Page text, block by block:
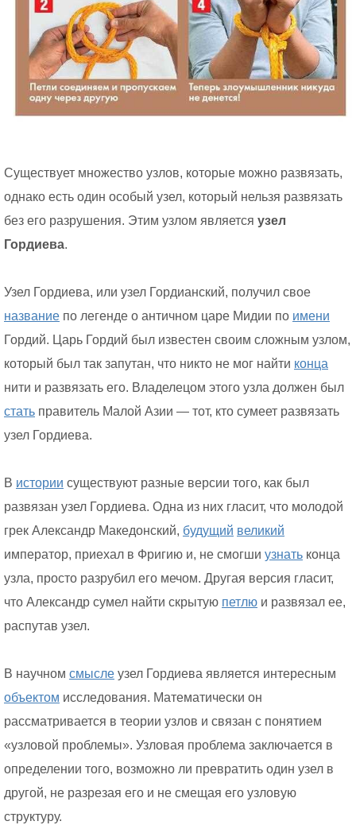
Существует множество узлов, которые можно развязать,
однако есть один особый узел, который нельзя развязать
без его разрушения. Этим узлом является узел
Гордиева.
Узел Гордиева, или узел Гордианский, получил свое
название по легенде о античном царе Мидии по имени
Гордий. Царь Гордий был известен своим сложным узлом,
который был так запутан, что никто не мог найти конца
нити и развязать его. Владелецом этого узла должен был
стать правитель Малой Азии — тот, кто сумеет развязать
узел Гордиева.
В истории существуют разные версии того, как был
развязан узел Гордиева. Одна из них гласит, что молодой
грек Александр Македонский, будущий великий
император, приехал в Фригию и, не смогши узнать конца
узла, просто разрубил его мечом. Другая версия гласит,
что Александр сумел найти скрытую петлю и развязал ее,
распутав узел.
В научном смысле узел Гордиева является интересным
объектом исследования. Математически он
рассматривается в теории узлов и связан с понятием
«узловой проблемы». Узловая проблема заключается в
определении того, возможно ли превратить один узел в
другой, не разрезая его и не смещая его узловую
структуру.